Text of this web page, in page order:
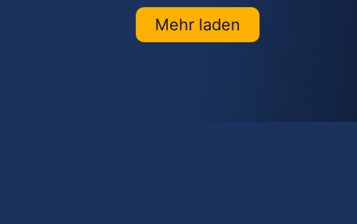
Mehr laden